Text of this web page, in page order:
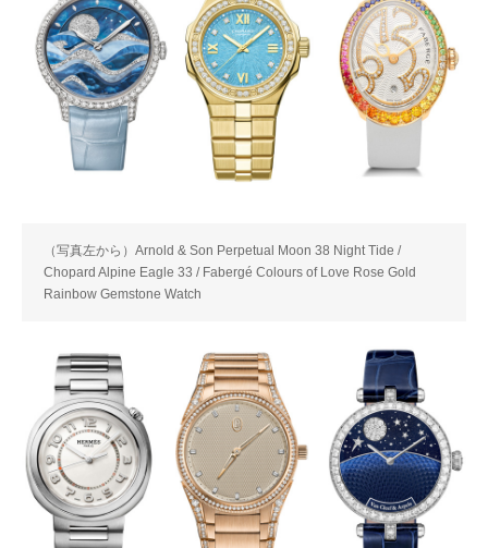
（写真左から）Arnold & Son Perpetual Moon 38 Night Tide /
Chopard Alpine Eagle 33 / Fabergé Colours of Love Rose Gold
Rainbow Gemstone Watch